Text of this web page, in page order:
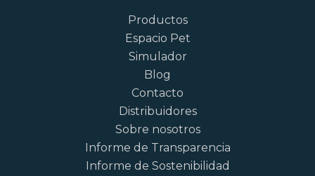
Productos
Espacio Pet
Simulador
Blog
Contacto
Distribuidores
Sobre nosotros
Informe de Transparencia
Informe de Sostenibilidad